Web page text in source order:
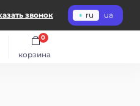
звонок ru ua
корзина
0